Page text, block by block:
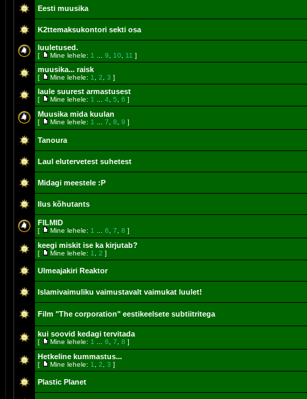
Eesti muusika
K2ttemaksukontori sekti osa
luuletused.
[ Mine lehele: 1 9 10 11 ]
muusika... raisk
[ Mine lehele: 1 2 3 ]
laule suurest armastusest
[ Mine lehele: 1 4 5 6 ]
Muusika mida kuulan
[ Mine lehele: 1 7 8 9 ]
Tanoura
Laul elutervetest suhetest
Midagi meestele :P
Ilus kõhutants
FILMID
[ Mine lehele: 1 6 7 8 ]
keegi miskit ise ka kirjutab?
[ Mine lehele: 1 2 ]
Ulmeajakiri Reaktor
Islamivaimuliku vaimustavalt vaimukat luulet!
Film "The corporation" eestikeelsete subtiitritega
kui soovid kedagi tervitada
[ Mine lehele: 1 6 7 8 ]
Hetkeline kummastus...
[ Mine lehele: 1 2 3 ]
Plastic Planet